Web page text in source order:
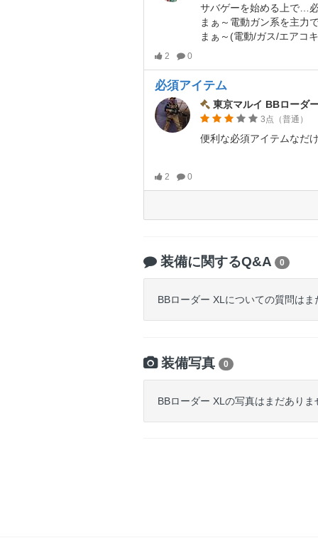
まぁ～電動ガン系を主力で…増量マ
まぁ～(電動/ガス/エアコキ)ハンドガンのマ
2 0
必須アイテム
東京マルイ BBローダ
3点（普通）
便利な必須アイテムなだ
2 0
装備に関するQ&A 0
BBローダー XLについての質問は
装備写真 0
BBローダー XLの写真はまだありま